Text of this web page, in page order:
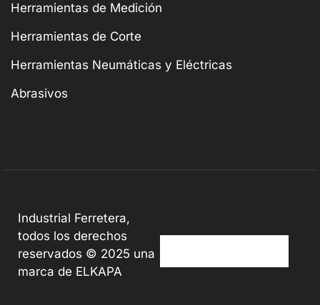
Herramientas de Medición
Herramientas de Corte
Herramientas Neumáticas y Eléctricas
Abrasivos
Industrial Ferretera,
todos los derechos
reservados © 2025 una
marca de ELKAPA